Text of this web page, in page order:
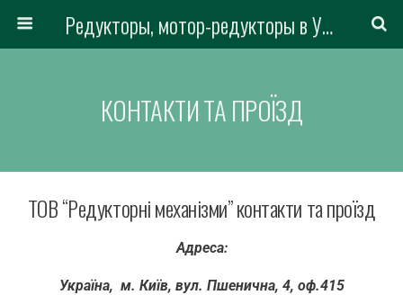
Редукторы, мотор-редукторы в Украине
КОНТАКТИ ТА ПРОЇЗД
ТОВ “Редукторні механізми” контакти та проїзд
Адреса:
Україна, м. Київ, вул. Пшенична, 4, оф.415